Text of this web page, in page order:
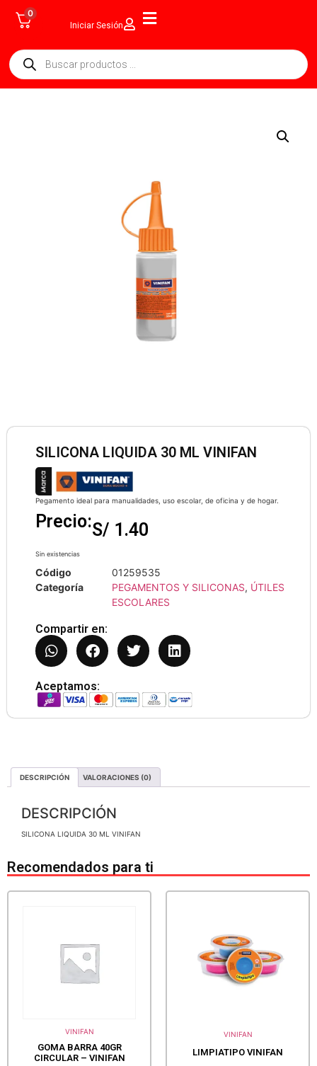
0
Iniciar Sesión
SILICONA LIQUIDA 30 ML VINIFAN
Pegamento ideal para manualidades, uso escolar, de oficina y de hogar.
Precio:S/ 1.40
Sin existencias
Código
01259535
Categoría
PEGAMENTOS Y SILICONAS, ÚTILES
ESCOLARES
Compartir en:
Aceptamos:
DESCRIPCIÓN VALORACIONES (0)
DESCRIPCIÓN
SILICONA LIQUIDA 30 ML VINIFAN
Recomendados para ti
VINIFAN
GOMA BARRA 40GR
CIRCULAR – VINIFAN
VINIFAN
LIMPIATIPO VINIFAN